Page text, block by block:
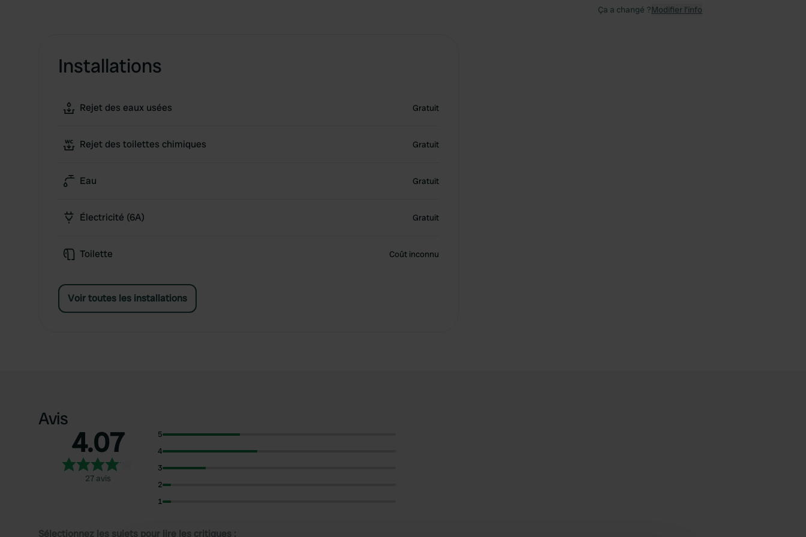
Installations
Rejet des eaux usées Gratuit
Rejet des toilettes chimiques Gratuit
Eau Gratuit
Électricité (6A) Gratuit
Toilette Coût inconnu
Voir toutes les installations
Ça a changé ?Modifier l’info
Avis
4.07
27 avis
5
4
3
2
1
Sélectionnez les sujets pour lire les critiques :